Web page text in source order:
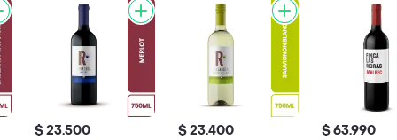
$ 23.500 $ 23.400 $ 63.990